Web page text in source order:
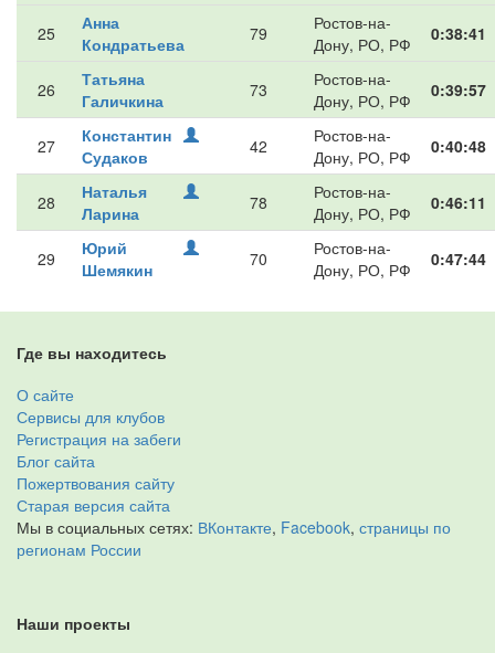
25
Анна
Кондратьева
79
Ростов-на-
Дону, РО, РФ
0:38:41
26
Татьяна
Галичкина
73
Ростов-на-
Дону, РО, РФ
0:39:57
27
Константин
Судаков
42
Ростов-на-
Дону, РО, РФ
0:40:48
28
Наталья
Ларина
78
Ростов-на-
Дону, РО, РФ
0:46:11
29
Юрий
Шемякин
70
Ростов-на-
Дону, РО, РФ
0:47:44
Где вы находитесь
О сайте
Сервисы для клубов
Регистрация на забеги
Блог сайта
Пожертвования сайту
Старая версия сайта
Мы в социальных сетях: ВКонтакте, Facebook, страницы по
регионам России
Наши проекты